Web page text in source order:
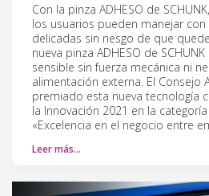
Con la pinza ADHESO de
los usuarios pueden manejar
delicadas sin riesgo de que
nueva pinza ADHESO de
sensible sin fuerza mecánica ni
alimentación externa. El Consejo
premiado esta nueva tecnología
la Innovación 2021 en la
«Excelencia en el negocio entre
Leer más…